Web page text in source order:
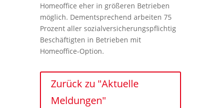
Homeoffice eher in größeren Betrieben
möglich. Dementsprechend arbeiten 75
Prozent aller sozialversicherungspflichtig
Beschäftigten in Betrieben mit
Homeoffice-Option.
Zurück zu "Aktuelle
Meldungen"